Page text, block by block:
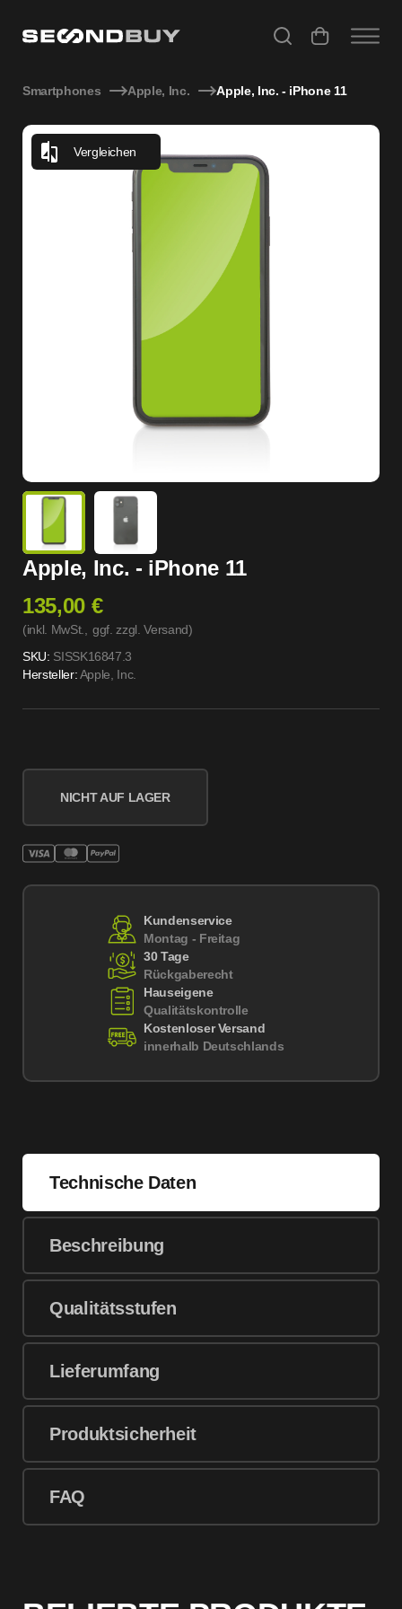
Smartphones Apple, Inc. Apple, Inc. - iPhone 11
Vergleichen
Apple, Inc. - iPhone 11
135,00 €
(inkl. MwSt., ggf. zzgl. Versand)
SKU: SISSK16847.3
Hersteller:Apple, Inc.
NICHT AUF LAGER
Kundenservice
Montag - Freitag
30 Tage
Rückgaberecht
Hauseigene
Qualitätskontrolle
Kostenloser Versand
innerhalb Deutschlands
Technische Daten
Beschreibung
Qualitätsstufen
Lieferumfang
Produktsicherheit
FAQ